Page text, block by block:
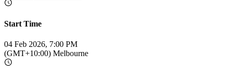
Start Time
04 Feb 2026, 7:00 PM
(GMT+10:00) Melbourne